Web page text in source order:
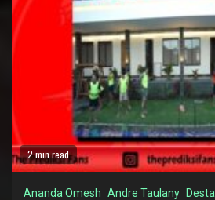
2 min read
Ananda Omesh Andre Taulany Desta